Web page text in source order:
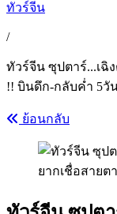
ทัวร์จีน
/
ทัวร์จีน ซุปตาร์...เฉิ
!! บินดึก-กลับค่ำ 5วั
ย้อนกลับ